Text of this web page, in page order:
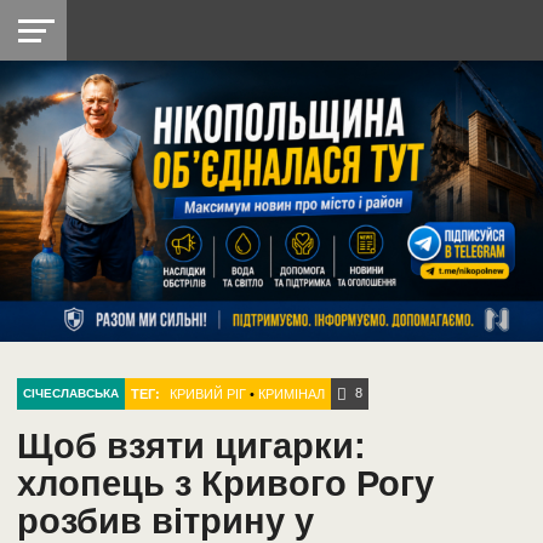
НІКОПОЛЬ
РАЙОН
СІЧЕСЛАВСЬКА
УКРАЇНА
РЕТРО
НІКОПОЛЬ
ЛАЙТ
УКРАЇНА
ДОПОМОГА
РАДІО
СІЧЕСЛАВСЬКА ТЕГ: КРИВИЙ РІГ •КРИМІНАЛ 8
Щоб взяти цигарки:
хлопець з Кривого Рогу
розбив вітрину у